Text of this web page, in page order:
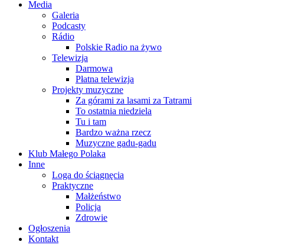
Media
Galeria
Podcasty
Rádio
Polskie Radio na żywo
Telewizja
Darmowa
Płatna telewizja
Projekty muzyczne
Za górami za lasami za Tatrami
To ostatnia niedziela
Tu i tam
Bardzo ważna rzecz
Muzyczne gadu-gadu
Klub Małego Polaka
Inne
Loga do ściągnęcia
Praktyczne
Małżeństwo
Policja
Zdrowie
Ogłoszenia
Kontakt